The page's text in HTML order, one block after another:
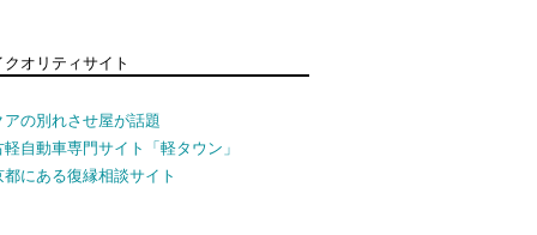
クオリティサイト
アの別れさせ屋が話題
自動車専門サイト「軽タウン」
都にある復縁相談サイト